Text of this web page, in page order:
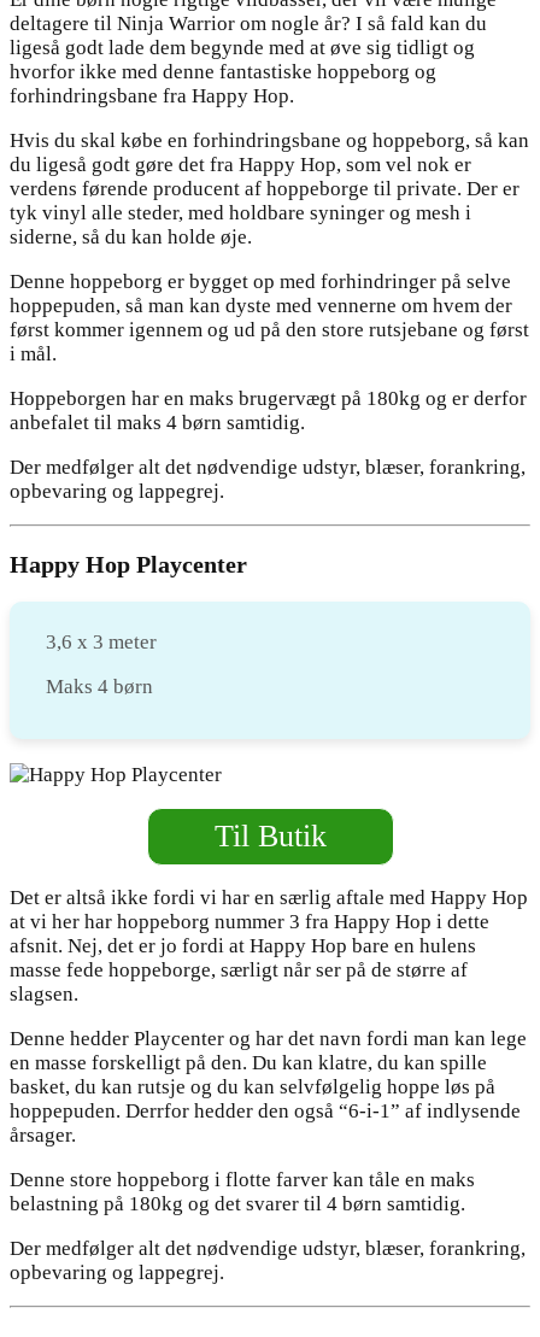
deltagere til Ninja Warrior om nogle år? I så fald kan du
ligeså godt lade dem begynde med at øve sig tidligt og
hvorfor ikke med denne fantastiske hoppeborg og
forhindringsbane fra Happy Hop.
Hvis du skal købe en forhindringsbane og hoppeborg, så kan
du ligeså godt gøre det fra Happy Hop, som vel nok er
verdens førende producent af hoppeborge til private. Der er
tyk vinyl alle steder, med holdbare syninger og mesh i
siderne, så du kan holde øje.
Denne hoppeborg er bygget op med forhindringer på selve
hoppepuden, så man kan dyste med vennerne om hvem der
først kommer igennem og ud på den store rutsjebane og først
i mål.
Hoppeborgen har en maks brugervægt på 180kg og er derfor
anbefalet til maks 4 børn samtidig.
Der medfølger alt det nødvendige udstyr, blæser, forankring,
opbevaring og lappegrej.
Happy Hop Playcenter
3,6 x 3 meter
Maks 4 børn
Til Butik
Det er altså ikke fordi vi har en særlig aftale med Happy Hop
at vi her har hoppeborg nummer 3 fra Happy Hop i dette
afsnit. Nej, det er jo fordi at Happy Hop bare en hulens
masse fede hoppeborge, særligt når ser på de større af
slagsen.
Denne hedder Playcenter og har det navn fordi man kan lege
en masse forskelligt på den. Du kan klatre, du kan spille
basket, du kan rutsje og du kan selvfølgelig hoppe løs på
hoppepuden. Derrfor hedder den også “6-i-1” af indlysende
årsager.
Denne store hoppeborg i flotte farver kan tåle en maks
belastning på 180kg og det svarer til 4 børn samtidig.
Der medfølger alt det nødvendige udstyr, blæser, forankring,
opbevaring og lappegrej.